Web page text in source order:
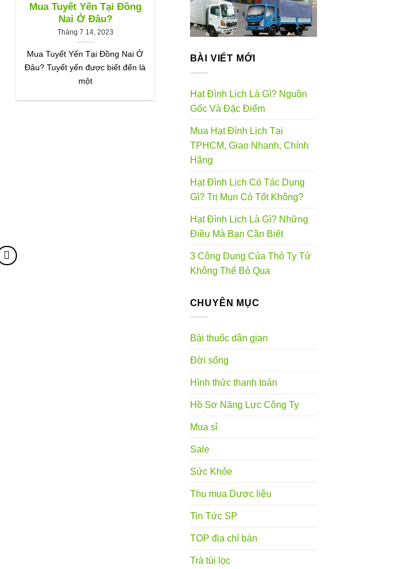
Mua Tuyết Yến Tại Đồng
Nai Ở Đâu?
Tháng 7 14, 2023
Mua Tuyết Yến Tại Đồng Nai Ở
Đâu? Tuyết yến được biết đến là
một
BÀI VIẾT MỚI
Hạt Đình Lịch Là Gì? Nguồn
Gốc Và Đặc Điểm
Mua Hạt Đình Lịch Tại
TPHCM, Giao Nhanh, Chính
Hãng
Hạt Đình Lịch Có Tác Dụng
Gì? Trị Mụn Có Tốt Không?
Hạt Đình Lịch Là Gì? Những
Điều Mà Bạn Cần Biết
3 Công Dụng Của Thỏ Ty Tử
Không Thể Bỏ Qua
CHUYÊN MỤC
Bài thuốc dân gian
Đời sống
Hình thức thanh toán
Hồ Sơ Năng Lực Công Ty
Mua sỉ
Sale
Sức Khỏe
Thu mua Dược liệu
Tin Tức SP
TOP địa chỉ bán
Trà túi lọc